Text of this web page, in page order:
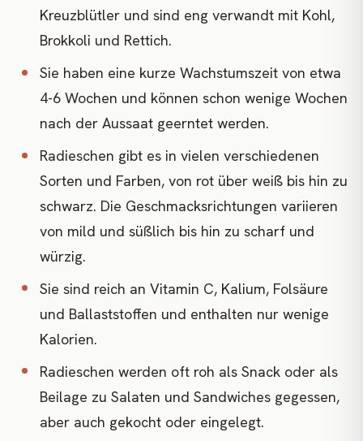
Kreuzblütler und sind eng verwandt mit Kohl,
Brokkoli und Rettich.
Sie haben eine kurze Wachstumszeit von etwa
4-6 Wochen und können schon wenige Wochen
nach der Aussaat geerntet werden.
Radieschen gibt es in vielen verschiedenen
Sorten und Farben, von rot über weiß bis hin zu
schwarz. Die Geschmacksrichtungen variieren
von mild und süßlich bis hin zu scharf und
würzig.
Sie sind reich an Vitamin C, Kalium, Folsäure
und Ballaststoffen und enthalten nur wenige
Kalorien.
Radieschen werden oft roh als Snack oder als
Beilage zu Salaten und Sandwiches gegessen,
aber auch gekocht oder eingelegt.